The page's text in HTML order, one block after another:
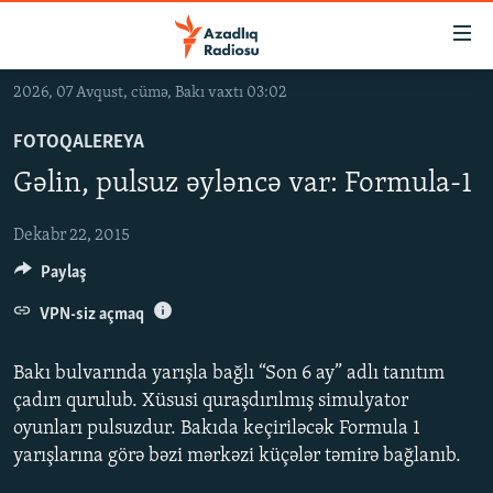
Əsas
qayıt
Əsas
naviqasiyaya
qayıt
keç
#İZAHLA
KORRUPSIOMETR
#ƏSLINDƏ
FƏRQƏ BAX
QANUNI DOĞRU
MULTIMEDIA
VIDEO
RADIO ARXIV
HAQQIMIZDA
2026, 07 Avqust, cümə, Bakı vaxtı 03:02
FOTOQALEREYA
Gəlin, pulsuz əyləncə var: Formula-1
Dekabr 22, 2015
Bakı bulvarında yarışla bağlı “Son 6 ay” adlı tanıtım
çadırı qurulub. Xüsusi quraşdırılmış simulyator
oyunları pulsuzdur. Bakıda keçiriləcək Formula 1
yarışlarına görə bəzi mərkəzi küçələr təmirə bağlanıb.
Paylaş
VPN-siz açmaq